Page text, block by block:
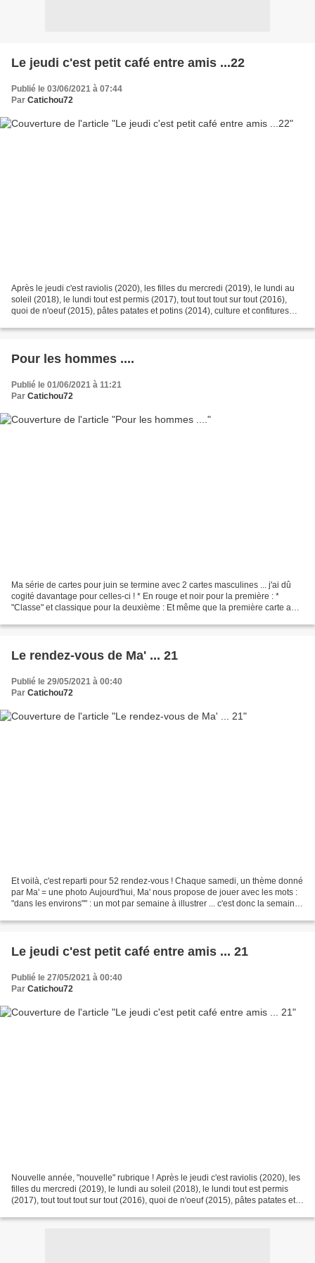
Le jeudi c'est petit café entre amis ...22
Publié le 03/06/2021 à 07:44
Par Catichou72
Après le jeudi c'est raviolis (2020), les filles du mercredi (2019), le lundi au
soleil (2018), le lundi tout est permis (2017), tout tout tout sur tout (2016),
quoi de n'oeuf (2015), pâtes patates et potins (2014), culture et confitures
Pour les hommes ....
Publié le 01/06/2021 à 11:21
Par Catichou72
Ma série de cartes pour juin se termine avec 2 cartes masculines ... j'ai dû
cogité davantage pour celles-ci ! * En rouge et noir pour la première : *
"Classe" et classique pour la deuxième : Et même que la première carte a
Le rendez-vous de Ma' ... 21
Publié le 29/05/2021 à 00:40
Par Catichou72
Et voilà, c'est reparti pour 52 rendez-vous ! Chaque samedi, un thème donné
par Ma' = une photo Aujourd'hui, Ma' nous propose de jouer avec les mots :
"dans les environs"" : un mot par semaine à illustrer ... c'est donc la semaine
Le jeudi c'est petit café entre amis ... 21
Publié le 27/05/2021 à 00:40
Par Catichou72
Nouvelle année, "nouvelle" rubrique ! Après le jeudi c'est raviolis (2020), les
filles du mercredi (2019), le lundi au soleil (2018), le lundi tout est permis
(2017), tout tout tout sur tout (2016), quoi de n'oeuf (2015), pâtes patates et